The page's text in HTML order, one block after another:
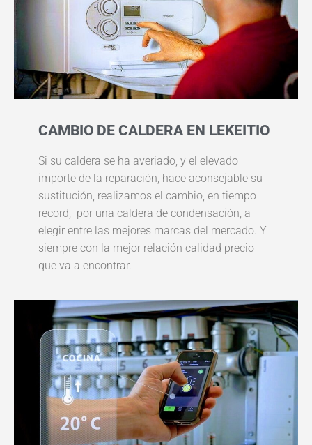
CAMBIO DE CALDERA EN LEKEITIO
Si su caldera se ha averiado, y el elevado
importe de la reparación, hace aconsejable su
sustitución, realizamos el cambio, en tiempo
record, por una caldera de condensación, a
elegir entre las mejores marcas del mercado. Y
siempre con la mejor relación calidad precio
que va a encontrar.